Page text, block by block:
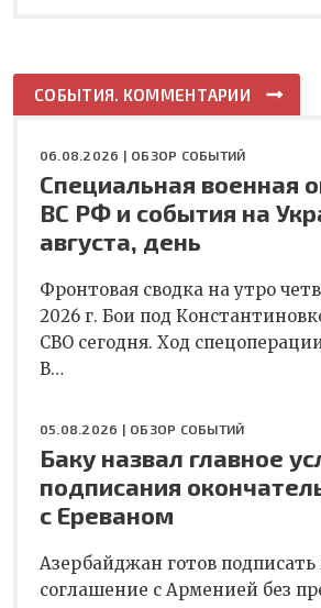
СОБЫТИЯ. КОММЕНТАРИИ
06.08.2026 | ОБЗОР СОБЫТИЙ
Специальная военная
ВС РФ и события на
августа, день
Фронтовая сводка на утро
2026 г. Бои под
СВО сегодня. Ход
В…
05.08.2026 | ОБЗОР СОБЫТИЙ
Баку назвал главное
подписания
с Ереваном
Азербайджан готов
соглашение с Арменией без